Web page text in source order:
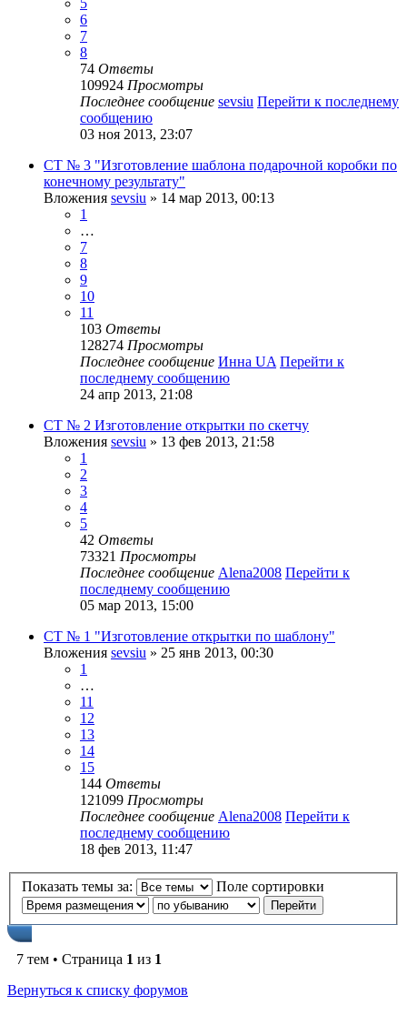
6
7
8
74 Ответы
109924 Просмотры
Последнее сообщение sevsiu Перейти к последнему
сообщению
03 ноя 2013, 23:07
СТ № 3 "Изготовление шаблона подарочной коробки по
конечному результату"
Вложения sevsiu » 14 мар 2013, 00:13
1
…
7
8
9
10
11
103 Ответы
128274 Просмотры
Последнее сообщение Инна UA Перейти к
последнему сообщению
24 апр 2013, 21:08
СТ № 2 Изготовление открытки по скетчу
Вложения sevsiu » 13 фев 2013, 21:58
1
2
3
4
5
42 Ответы
73321 Просмотры
Последнее сообщение Alena2008 Перейти к
последнему сообщению
05 мар 2013, 15:00
СТ № 1 "Изготовление открытки по шаблону"
Вложения sevsiu » 25 янв 2013, 00:30
1
…
11
12
13
14
15
144 Ответы
121099 Просмотры
Последнее сообщение Alena2008 Перейти к
последнему сообщению
18 фев 2013, 11:47
Показать темы за: Поле сортировки
7 тем • Страница 1 из 1
Вернуться к списку форумов